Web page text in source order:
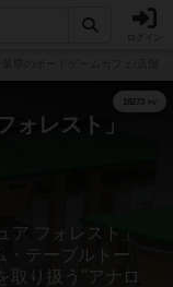
ォレスト」
フォレスト」
・テーブルトー
取り扱う"アナロ